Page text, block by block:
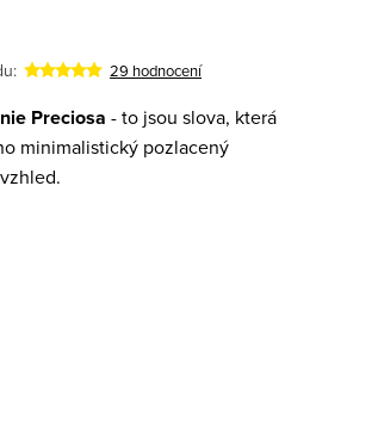
29 hodnocení
Preciosa - to jsou slova, která
minimalistický pozlacený